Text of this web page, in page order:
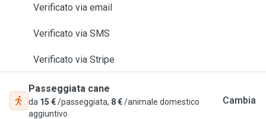
Verificato via email
Verificato via SMS
Verificato via Stripe
Passeggiata cane
da 15 €/passeggiata, 8 €/animale domestico
aggiuntivo
Cambia